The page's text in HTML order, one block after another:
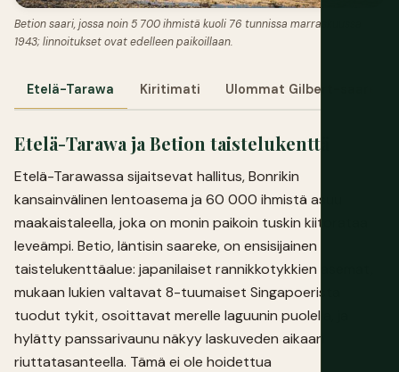
Betion saari, jossa noin 5 700 ihmistä kuoli 76 tunnissa marraskuussa
1943; linnoitukset ovat edelleen paikoillaan.
Etelä-Tarawa Kiritimati Ulommat Gilbert-saaret
Etelä-Tarawa ja Betion taistelukenttä
Etelä-Tarawassa sijaitsevat hallitus, Bonrikin
kansainvälinen lentoasema ja 60 000 ihmistä asuu
maakaistaleella, joka on monin paikoin tuskin kiitorataa
leveämpi. Betio, läntisin saareke, on ensisijainen
taistelukenttäalue: japanilaiset rannikkotykkien asemat,
mukaan lukien valtavat 8-tuumaiset Singapoerista
tuodut tykit, osoittavat merelle laguunin puolella, ja
hylätty panssarivaunu näkyy laskuveden aikaan
riuttatasanteella. Tämä ei ole hoidettua